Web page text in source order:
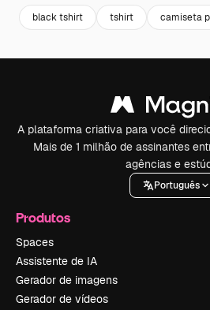
black tshirt tshirt camiseta
A plataforma criativa para você
Mais de 1 milhão de assinantes
agências e
Português
Produtos
Spaces
Assistente de IA
Gerador de imagens
Gerador de vídeos